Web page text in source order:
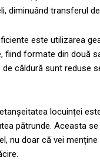
diminuând transferul
este utilizarea
fiind formate din două
căldură sunt
locuinței
pătrunde. Aceasta
nu doar că vei